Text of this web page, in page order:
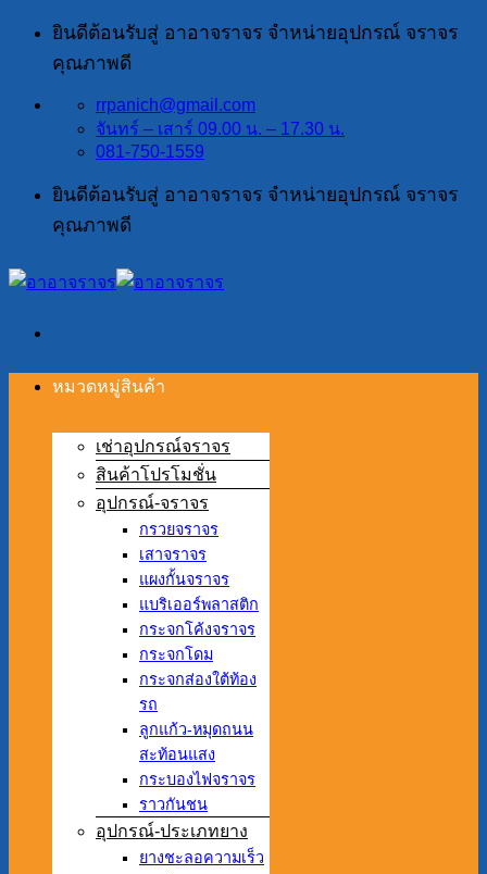
ข้าม
เนื้อหา
ยินดีต้อนรับสู่ อาอาจราจร จำหน่ายอุปกรณ์ จราจร
คุณภาพดี
rrpanich@gmail.com
จันทร์ – เสาร์ 09.00 น. – 17.30 น.
081-750-1559
ยินดีต้อนรับสู่ อาอาจราจร จำหน่ายอุปกรณ์ จราจร
คุณภาพดี
หมวดหมู่สินค้า
เช่าอุปกรณ์จราจร
สินค้าโปรโมชั่น
อุปกรณ์-จราจร
กรวยจราจร
เสาจราจร
แผงกั้นจราจร
แบริเออร์พลาสติก
กระจกโค้งจราจร
กระจกโดม
กระจกส่องใต้ท้อง
รถ
ลูกแก้ว-หมุดถนน
สะท้อนแสง
กระบองไฟจราจร
ราวกันชน
อุปกรณ์-ประเภทยาง
ยางชะลอความเร็ว